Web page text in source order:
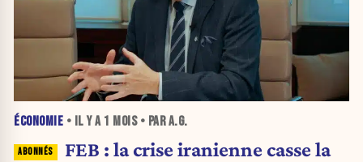
ÉCONOMIE • IL Y A 1 MOIS• PAR A.G.
FEB : la crise iranienne casse la